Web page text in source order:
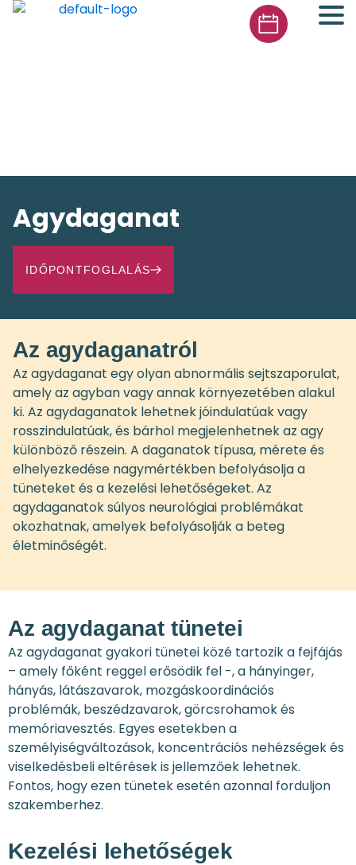
Agydaganat
IDŐPONTFOGLALÁS
Az agydaganatról
Az agydaganat egy olyan abnormális sejtszaporulat,
amely az agyban vagy annak környezetében alakul
ki. Az agydaganatok lehetnek jóindulatúak vagy
rosszindulatúak, és bárhol megjelenhetnek az agy
különböző részein. A daganatok típusa, mérete és
elhelyezkedése nagymértékben befolyásolja a
tüneteket és a kezelési lehetőségeket. Az
agydaganatok súlyos neurológiai problémákat
okozhatnak, amelyek befolyásolják a beteg
életminőségét.
Az agydaganat tünetei
Az agydaganat gyakori tünetei közé tartozik a fejfájás
– amely főként reggel erősödik fel -, a hányinger,
hányás, látászavarok, mozgáskoordinációs
problémák, beszédzavarok, görcsrohamok és
memóriavesztés. Egyes esetekben a
személyiségváltozások, koncentrációs nehézségek és
viselkedésbeli eltérések is jellemzőek lehetnek.
Fontos, hogy ezen tünetek esetén azonnal forduljon
szakemberhez.
Kezelési lehetőségek